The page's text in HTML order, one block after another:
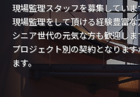
現場監理スタッフを募集していま
現場監理をして頂ける経験豊富な
シニア世代の元気な方も歓迎しま
プロジェクト別の契約となりま
ます。